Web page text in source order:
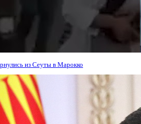
из Сеуты в Марокко